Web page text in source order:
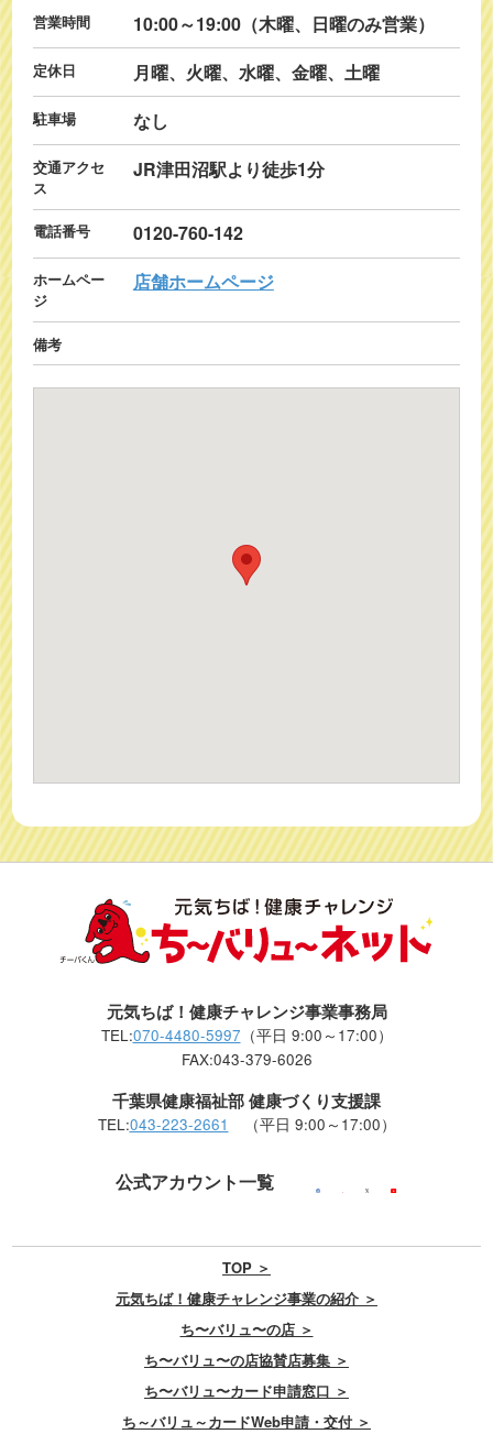
営業時間 10:00～19:00（木曜、日曜のみ営業）
定休日 月曜、火曜、水曜、金曜、土曜
駐車場 なし
交通アクセ
ス
JR津田沼駅より徒歩1分
電話番号 0120-760-142
ホームペー
ジ
店舗ホームページ
備考
元気ちば！健康チャレンジ事業事務局
TEL:070-4480-5997 （平日 9:00～17:00）
FAX:043-379-6026
千葉県健康福祉部 健康づくり支援課
TEL:043-223-2661 （平日 9:00～17:00）
公式アカウント一覧
TOP ＞
元気ちば！健康チャレンジ事業の紹介 ＞
ち〜バリュ〜の店 ＞
ち〜バリュ〜の店協賛店募集 ＞
ち〜バリュ〜カード申請窓口 ＞
ち～バリュ～カードWeb申請・交付 ＞